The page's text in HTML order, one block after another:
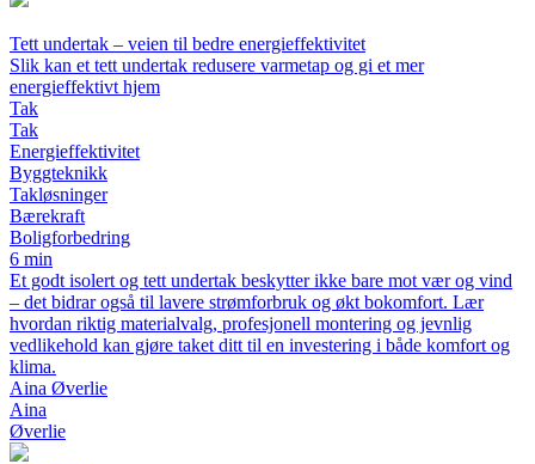
Tett undertak – veien til bedre energieffektivitet
Slik kan et tett undertak redusere varmetap og gi et mer
energieffektivt hjem
Tak
Tak
Energieffektivitet
Byggteknikk
Takløsninger
Bærekraft
Boligforbedring
6 min
Et godt isolert og tett undertak beskytter ikke bare mot vær og vind
– det bidrar også til lavere strømforbruk og økt bokomfort. Lær
hvordan riktig materialvalg, profesjonell montering og jevnlig
vedlikehold kan gjøre taket ditt til en investering i både komfort og
klima.
Aina Øverlie
Aina
Øverlie